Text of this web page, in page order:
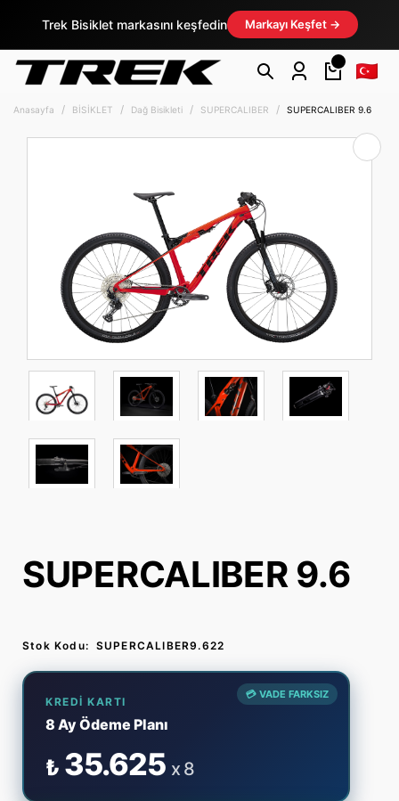
Trek Bisiklet markasını keşfedin Markayı Keşfet →
Anasayfa BİSİKLET Dağ Bisikleti SUPERCALIBER SUPERCALIBER 9.6
SUPERCALIBER 9.6
Stok Kodu: SUPERCALIBER9.622
💳 VADE FARKSIZ
KREDI KARTI
8 Ay Ödeme Planı
₺ 35.625 x 8